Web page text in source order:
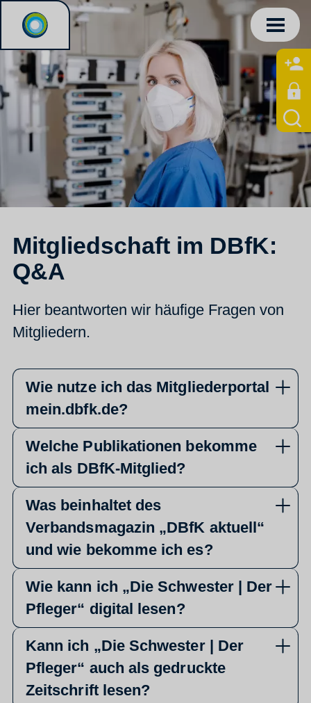
Mitgliedschaft im DBfK:
Q&A
Hier beantworten wir häufige Fragen von
Mitgliedern.
Wie nutze ich das Mitgliederportal
mein.dbfk.de?
Welche Publikationen bekomme
ich als DBfK-Mitglied?
Was beinhaltet des
Verbandsmagazin „DBfK aktuell“
und wie bekomme ich es?
Wie kann ich „Die Schwester | Der
Pfleger“ digital lesen?
Kann ich „Die Schwester | Der
Pfleger“ auch als gedruckte
Zeitschrift lesen?